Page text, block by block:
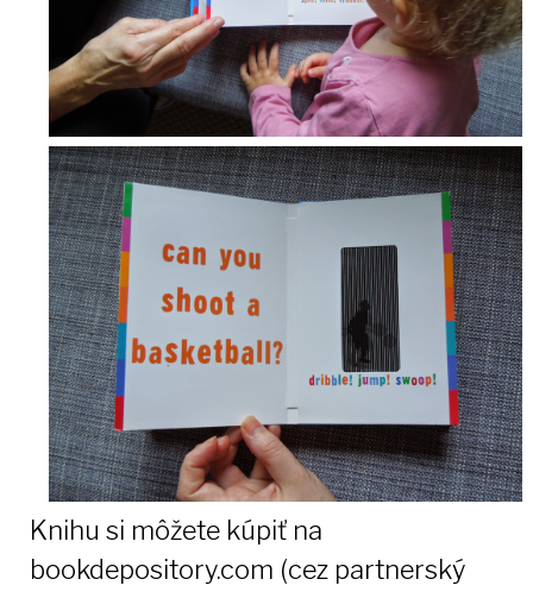
Knihu si môžete kúpiť na
bookdepository.com (cez partnerský